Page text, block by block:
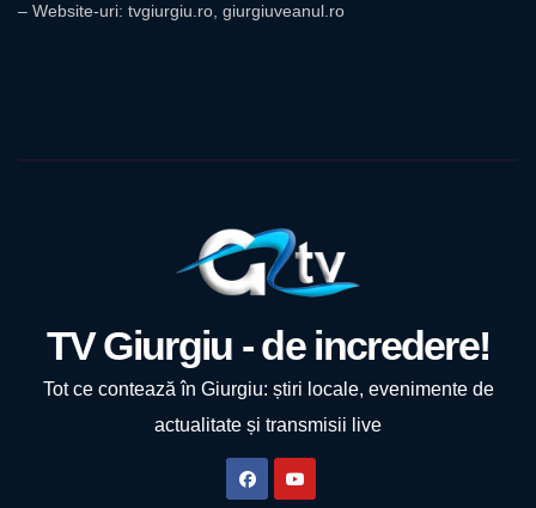
– Website-uri: tvgiurgiu.ro, giurgiuveanul.ro
TV Giurgiu - de incredere!
Tot ce contează în Giurgiu: știri locale, evenimente de
actualitate și transmisii live